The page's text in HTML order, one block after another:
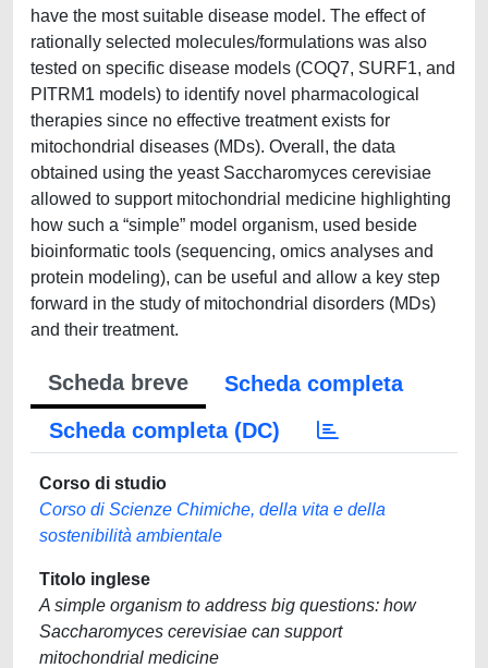
have the most suitable disease model. The effect of
rationally selected molecules/formulations was also
tested on specific disease models (COQ7, SURF1, and
PITRM1 models) to identify novel pharmacological
therapies since no effective treatment exists for
mitochondrial diseases (MDs). Overall, the data
obtained using the yeast Saccharomyces cerevisiae
allowed to support mitochondrial medicine highlighting
how such a “simple” model organism, used beside
bioinformatic tools (sequencing, omics analyses and
protein modeling), can be useful and allow a key step
forward in the study of mitochondrial disorders (MDs)
and their treatment.
Scheda breve
Scheda completa
Scheda completa (DC)
Corso di studio
Corso di Scienze Chimiche, della vita e della
sostenibilità ambientale
Titolo inglese
A simple organism to address big questions: how
Saccharomyces cerevisiae can support
mitochondrial medicine